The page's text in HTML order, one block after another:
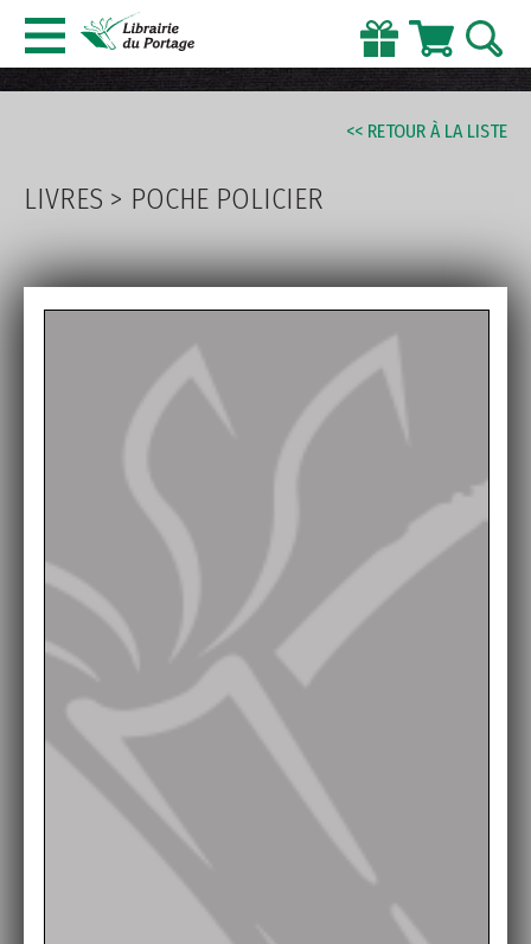
AVANCÉE
<< RETOUR À LA LISTE
LIVRES > POCHE POLICIER